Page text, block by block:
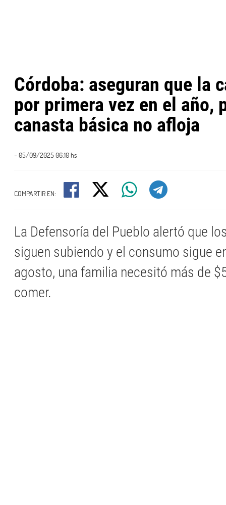
Córdoba: aseguran que la
por primera vez en el año,
canasta básica no afloja
- 05/09/2025 06:10 hs
COMPARTIR EN:
La Defensoría del Pueblo alertó que
siguen subiendo y el consumo sigue
agosto, una familia necesitó más de
comer.